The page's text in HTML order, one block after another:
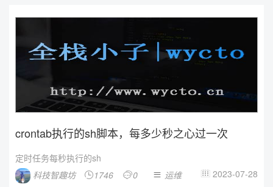
crontab执行的sh脚本，每多少秒之心过一次
定时任务每秒执行的sh
科技智趣坊
1746 0  运维  2023-07-28